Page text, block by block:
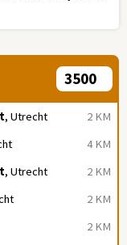
2 KM
, Utrecht
4 KM
2 KM
, Utrecht
2 KM
2 KM